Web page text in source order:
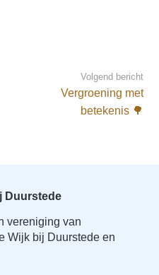
Volgend bericht
Vergroening met
betekenis 🌳
Duurstede
vereniging van
Wijk bij Duurstede en